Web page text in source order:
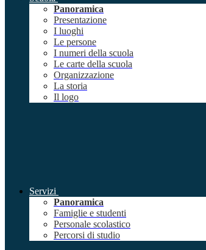
Panoramica
Presentazione
I luoghi
Le persone
I numeri della scuola
Le carte della scuola
Organizzazione
La storia
Il logo
Servizi
Panoramica
Famiglie e studenti
Personale scolastico
Percorsi di studio